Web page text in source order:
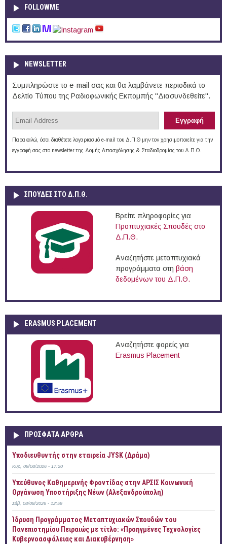
FOLLOWME
NEWSLETTER
Συμπληρώστε το e-mail σας και θα λαμβάνετε περιοδικά το
Δελτίο Τύπου της Ραδιοφωνικής Εκπομπής "Διασυνδεθείτε".
Παρακαλώ, όσοι διαθέτετε λογαριασμό e-mail του Δ.Π.Θ μην τον χρησιμοποιείτε για την
εγγραφή σας στο newsletter της Δομής Απασχόλησης & Σταδιοδρομίας του Δ.Π.Θ.
ΣΠΟΥΔΈΣ ΣΤΟ Δ.Π.Θ.
Βρείτε πληροφορίες για
Προπτυχιακές Σπουδές στο
Δ.Π.Θ.
Αναζητήστε μεταπτυχιακά
προγράμματα στη βάση
δεδομένων του Δ.Π.Θ.
ERASMUS PLACEMENT
Αναζητήστε φορείς για
Erasmus Placement
ΠΡOΣΦΑΤΑ AΡΘΡΑ
Υποδιευθυντής στην εταιρεία JYSK (Δράμα)
Κυρ, 09/08/2026 - 17:20
Yπεύθυνος Καθημερινής Φροντίδας στην ΑΡΣΙΣ Κοινωνική
Οργάνωση Υποστήριξης Νέων (Αλεξανδρούπολη)
Σάβ, 08/08/2026 - 12:59
Ίδρυση Προγράμματος Μεταπτυχιακών Σπουδών του
Πανεπιστημίου Πειραιώς με τίτλο: «Προηγμένες Τεχνολογίες
Κυβερνοασφάλειας και Διακυβέρνηση»